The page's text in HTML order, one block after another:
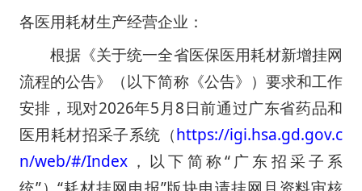
各医用耗材生产经营企业：
根据《关于统一全省医保医用耗材新增挂网
流程的公告》（以下简称《公告》）要求和工作
安排，现对2026年5月8日前通过广东省药品和
医用耗材招采子系统（https://igi.hsa.gd.gov.c
n/web/#/Index，以下简称“广东招采子系